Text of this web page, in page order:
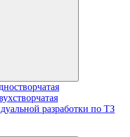
разработки по ТЗ